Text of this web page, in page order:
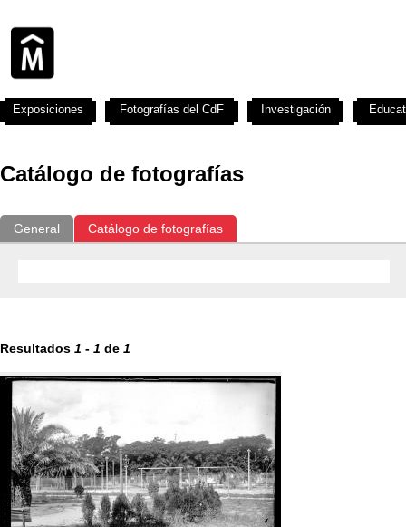
Catálogo de fotografías
General Catálogo de fotografías
Resultados 1 - 1 de 1
Exposiciones Fotografías del CdF Investigación